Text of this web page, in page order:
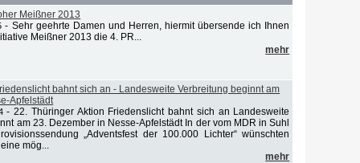
Meißner 2013
- Sehr geehrte Damen und Herren, hiermit übersende ich Ihnen
Meißner 2013 die 4. PR...
mehr
bahnt sich an - Landesweite Verbreitung beginnt am
Apfelstädt
-22. Thüringer Aktion Friedenslicht bahnt sich an Landesweite
am 23. Dezember in Nesse-Apfelstädt In der vom MDR in Suhl
„Adventsfest der 100.000 Lichter“ wünschten
mög...
mehr